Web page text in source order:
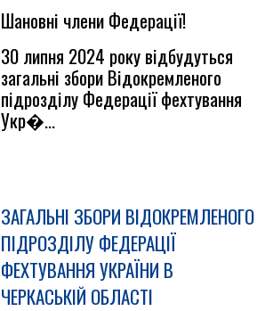
Шановні члени Федерації!
30 липня 2024 року відбудуться
загальні збори Відокремленого
підрозділу Федерації фехтування
Укр�...
ЗАГАЛЬНІ ЗБОРИ ВІДОКРЕМЛЕНОГО
ПІДРОЗДІЛУ ФЕДЕРАЦІЇ
ФЕХТУВАННЯ УКРАЇНИ В
ЧЕРКАСЬКІЙ ОБЛАСТІ